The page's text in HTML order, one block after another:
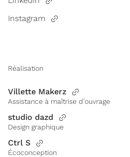
Instagram
Réalisation
Villette Makerz
Assistance à maîtrise d’ouvrage
studio dazd
Design graphique
Ctrl S
Écoconception